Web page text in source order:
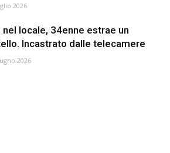
2026
nel locale, 34enne estrae un
Incastrato dalle telecamere
2026